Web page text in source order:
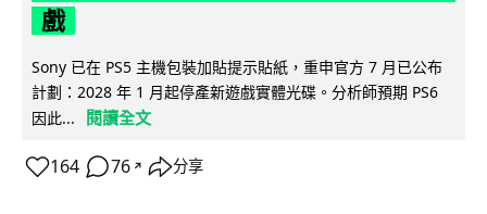
戲
Sony 已在 PS5 主機包裝加貼提示貼紙，重申官方 7 月已公布
計劃：2028 年 1 月起停產新遊戲實體光碟。分析師預期 PS6
因此...
閱讀全文
164 76 ↗ 分享